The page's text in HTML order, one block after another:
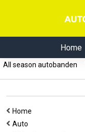
Home
All season autobanden
Home
Auto